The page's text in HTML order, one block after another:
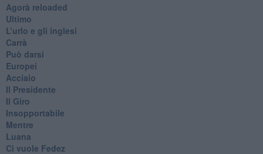
​Agorà reloaded
Ultimo
​L’urlo e gli inglesi
Carrà
Può darsi
Europei
Acciaio
Il Presidente
​Il Giro
Insopportabile
​Mentre
Luana
​Ci vuole Fedez